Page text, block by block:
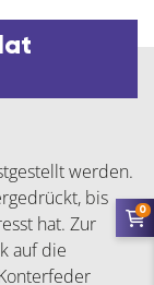
werden.
bis
hat. Zur
auf die
0